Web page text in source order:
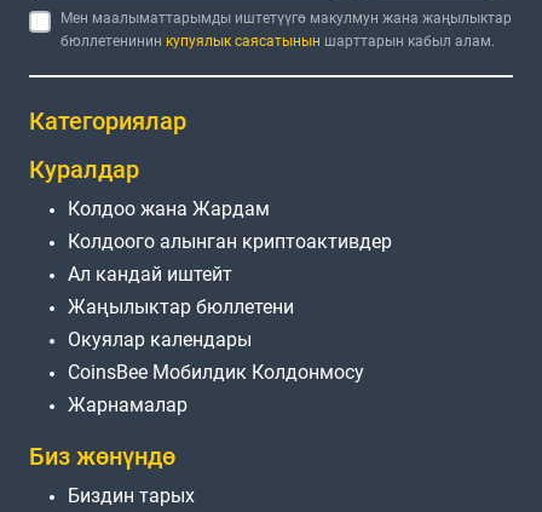
Мен маалыматтарымды иштетүүгө макулмун жана жаңылыктар
бюллетенинин купуялык саясатынын шарттарын кабыл алам.
Категориялар
Куралдар
Колдоо жана Жардам
Колдоого алынган криптоактивдер
Ал кандай иштейт
Жаңылыктар бюллетени
Окуялар календары
CoinsBee Мобилдик Колдонмосу
Жарнамалар
Биз жөнүндө
Биздин тарых